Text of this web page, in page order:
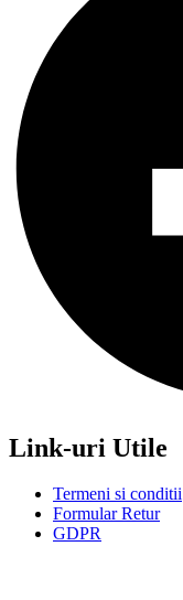
Link-uri Utile
Termeni si conditii
Formular Retur
GDPR